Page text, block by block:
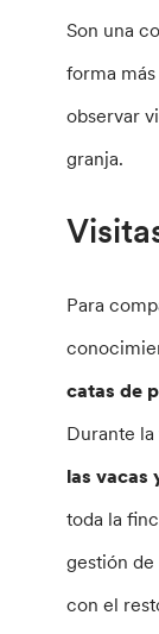
Son una
forma
observar
granja.
Para
catas de
Durante
las vacas
toda la
gestión
con el